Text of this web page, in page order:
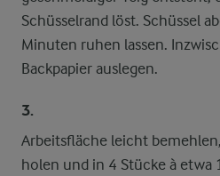
Schüsselrand löst. Schüssel
Minuten ruhen lassen.
Backpapier auslegen.
3.
Arbeitsfläche leicht
holen und in 4 Stücke à etwa